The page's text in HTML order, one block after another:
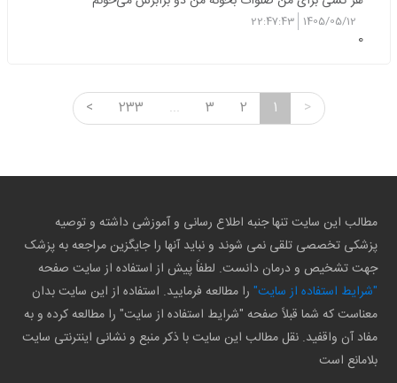
1405/05/12
22:47:43
0
>
1
2
3
...
233
<
مطالب این سایت تنها جنبه اطلاع رسانی و آموزشی داشته و توصیه
پزشکی تخصصی تلقی نمی شوند و نباید آنها را جایگزین مراجعه به پزشک
جهت تشخیص و درمان دانست. لطفاً پیش از استفاده از سایت صفحه
"شرایط استفاده از سایت" را مطالعه فرمایید. استفاده از این سایت بدان
معناست که شما قبلاً صفحه "شرایط استفاده از سایت" را مطالعه کرده و به
مفاد آن واقفید. نقل مطالب این سایت با ذکر منبع و نشانی اینترنتی سایت
بلامانع است